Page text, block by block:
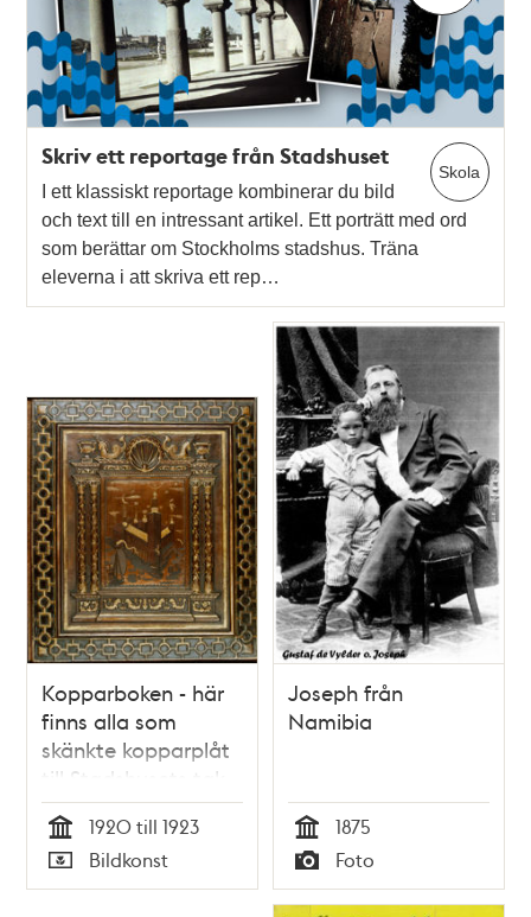
Skola
Skriv ett reportage från Stadshuset
I ett klassiskt reportage kombinerar du bild
och text till en intressant artikel. Ett porträtt med ord
som berättar om Stockholms stadshus. Träna
eleverna i att skriva ett rep…
Kopparboken - här
finns alla som
skänkte kopparplåt
till Stadshusets tak
1920
Tid
1920 till 1923
Typ
Bildkonst
Joseph från
Namibia
Tid
1875
Typ
Foto